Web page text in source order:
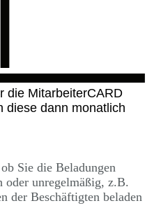
die MitarbeiterCARD
diese dann monatlich
Sie die Beladungen
unregelmäßig, z.B.
der Beschäftigten beladen